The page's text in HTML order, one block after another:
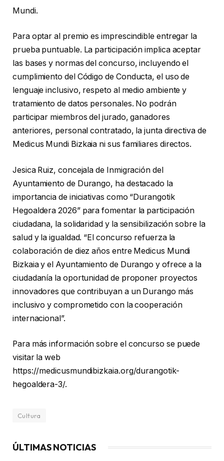
Mundi.
Para optar al premio es imprescindible entregar la
prueba puntuable. La participación implica aceptar
las bases y normas del concurso, incluyendo el
cumplimiento del Código de Conducta, el uso de
lenguaje inclusivo, respeto al medio ambiente y
tratamiento de datos personales. No podrán
participar miembros del jurado, ganadores
anteriores, personal contratado, la junta directiva de
Medicus Mundi Bizkaia ni sus familiares directos.
Jesica Ruiz, concejala de Inmigración del
Ayuntamiento de Durango, ha destacado la
importancia de iniciativas como “Durangotik
Hegoaldera 2026” para fomentar la participación
ciudadana, la solidaridad y la sensibilización sobre la
salud y la igualdad. “El concurso refuerza la
colaboración de diez años entre Medicus Mundi
Bizkaia y el Ayuntamiento de Durango y ofrece a la
ciudadanía la oportunidad de proponer proyectos
innovadores que contribuyan a un Durango más
inclusivo y comprometido con la cooperación
internacional”.
Para más información sobre el concurso se puede
visitar la web
https://medicusmundibizkaia.org/durangotik-
hegoaldera-3/.
Cultura
ÚLTIMAS NOTICIAS